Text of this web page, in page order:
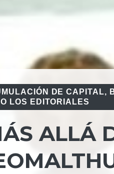
DE CAPITAL,
LOS EDITORIALES
ALLÁ